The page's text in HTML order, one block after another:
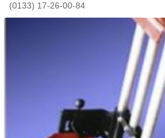
(0133) 17-26-00-84